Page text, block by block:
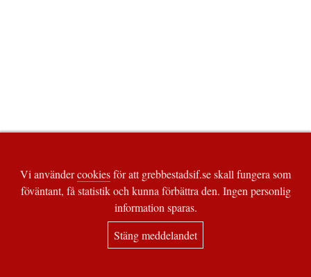
Vi användercookiesför att grebbestadsif.se skall fungera som
föväntant, få statistik och kunna förbättra den. Ingen personlig
information sparas.
Stäng meddelandet